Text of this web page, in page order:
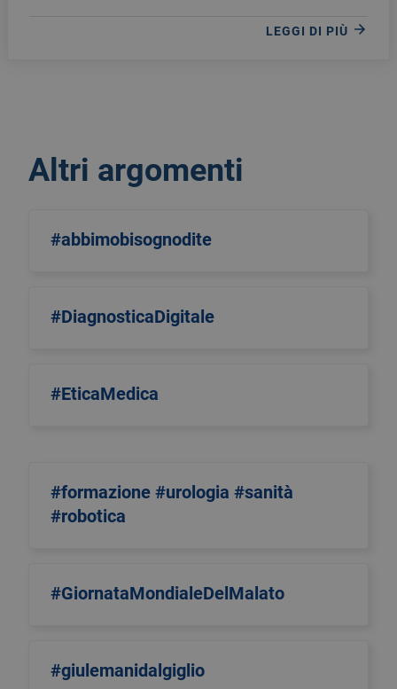
LEGGI DI PIÙ
Altri argomenti
#abbimobisognodite
#DiagnosticaDigitale
#EticaMedica
#formazione #urologia #sanità
#robotica
#GiornataMondialeDelMalato
#giulemanidalgiglio